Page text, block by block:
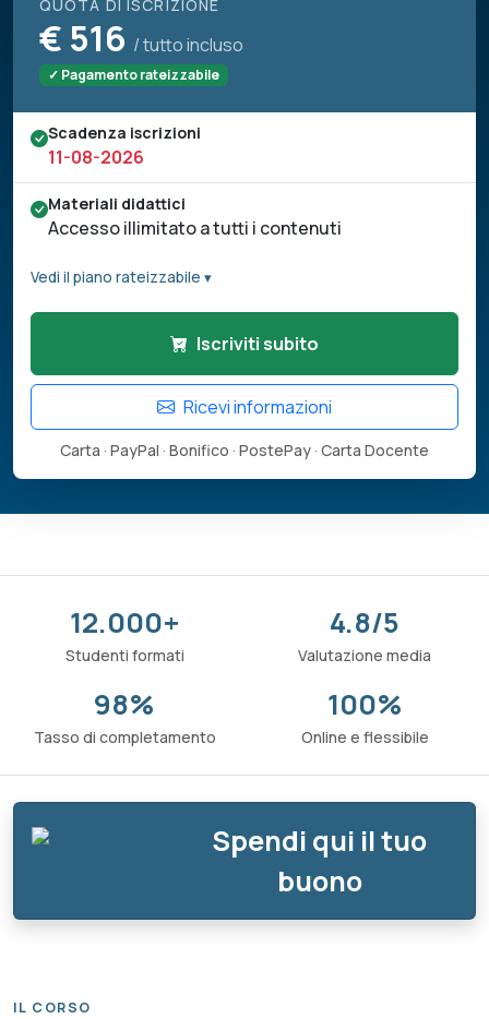
QUOTA DI ISCRIZIONE
€ 516 / tutto incluso
✓ Pagamento rateizzabile
Scadenza iscrizioni
11-08-2026
Materiali didattici
Accesso illimitato a tutti i contenuti
Vedi il piano rateizzabile ▾
Iscriviti subito
Ricevi informazioni
Carta · PayPal · Bonifico · PostePay · Carta Docente
12.000+
Studenti formati
4.8/5
Valutazione media
98%
Tasso di completamento
100%
Online e flessibile
Spendi qui il tuo
buono
IL CORSO